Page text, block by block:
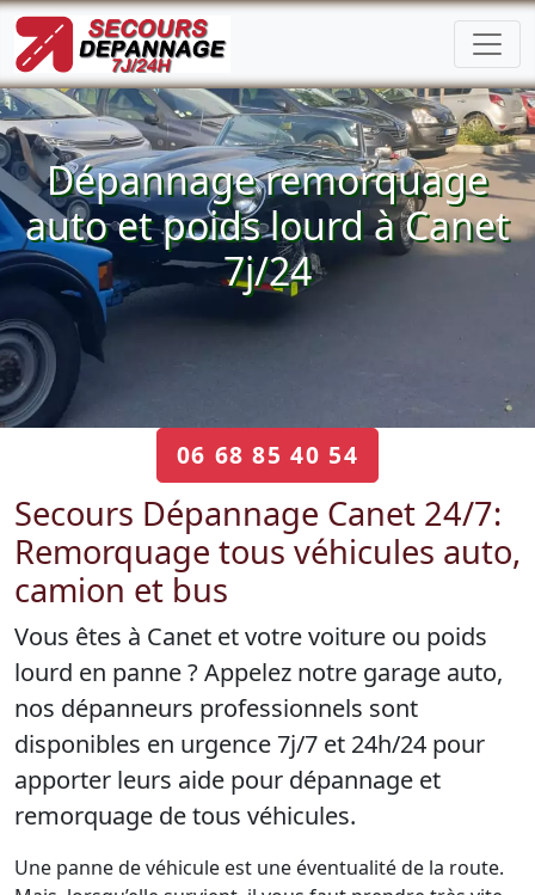
Dépannage remorquage
auto et poids lourd à Canet
7j/24
06 68 85 40 54
Secours Dépannage Canet 24/7:
Remorquage tous véhicules auto,
camion et bus
Vous êtes à Canet et votre voiture ou poids
lourd en panne ? Appelez notre garage auto,
nos dépanneurs professionnels sont
disponibles en urgence 7j/7 et 24h/24 pour
apporter leurs aide pour dépannage et
remorquage de tous véhicules.
Une panne de véhicule est une éventualité de la route.